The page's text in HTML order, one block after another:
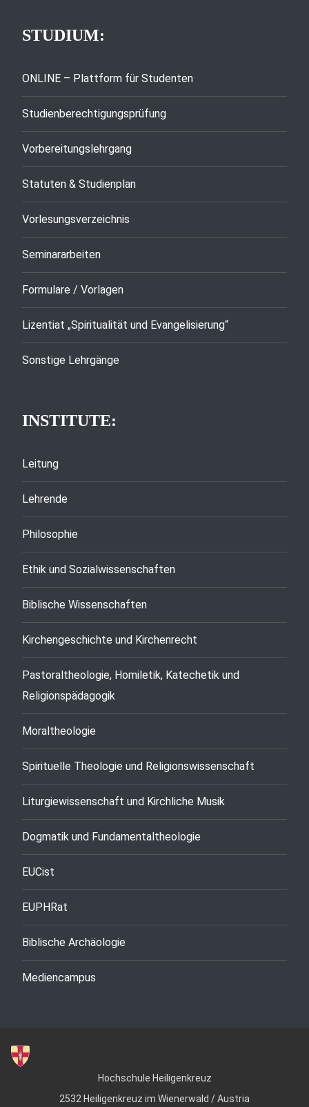
STUDIUM:
ONLINE – Plattform für Studenten
Studienberechtigungsprüfung
Vorbereitungslehrgang
Statuten & Studienplan
Vorlesungsverzeichnis
Seminararbeiten
Formulare / Vorlagen
Lizentiat „Spiritualität und Evangelisierung“
Sonstige Lehrgänge
INSTITUTE:
Leitung
Lehrende
Philosophie
Ethik und Sozialwissenschaften
Biblische Wissenschaften
Kirchengeschichte und Kirchenrecht
Pastoraltheologie, Homiletik, Katechetik und
Religionspädagogik
Moraltheologie
Spirituelle Theologie und Religionswissenschaft
Liturgiewissenschaft und Kirchliche Musik
Dogmatik und Fundamentaltheologie
EUCist
EUPHRat
Biblische Archäologie
Mediencampus
Hochschule Heiligenkreuz
2532 Heiligenkreuz im Wienerwald / Austria